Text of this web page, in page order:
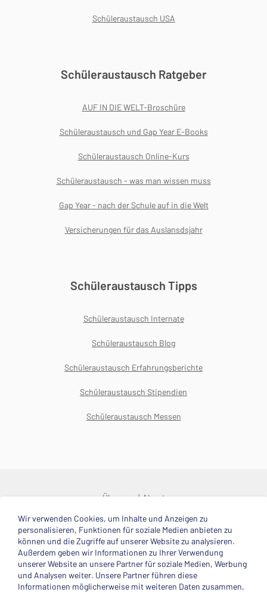
Schüleraustausch USA
Schüleraustausch Ratgeber
AUF IN DIE WELT-Broschüre
Schüleraustausch und Gap Year E-Books
Schüleraustausch Online-Kurs
Schüleraustausch - was man wissen muss
Gap Year - nach der Schule auf in die Welt
Versicherungen für das Auslansdsjahr
Schüleraustausch Tipps
Schüleraustausch Internate
Schüleraustausch Blog
Schüleraustausch Erfahrungsberichte
Schüleraustausch Stipendien
Schüleraustausch Messen
Über uns About
© 2025 Deutsche Stiftung Völkerverständigung
Impressum Datenschutzerklärung Kontakt
Mitglied im
Wir verwenden Cookies, um Inhalte und Anzeigen zu
personalisieren, Funktionen für soziale Medien anbieten zu
können und die Zugriffe auf unserer Website zu analysieren.
Außerdem geben wir Informationen zu Ihrer Verwendung
unserer Website an unsere Partner für soziale Medien, Werbung
und Analysen weiter. Unsere Partner führen diese
Informationen möglicherweise mit weiteren Daten zusammen,